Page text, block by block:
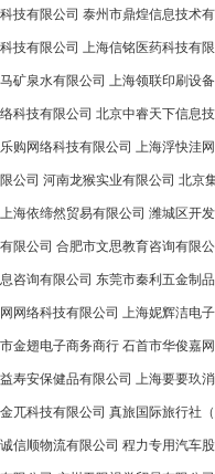
科技有限公司 泰州市鼎煌信息技术
科技有限公司 上海信铭医药科技有限
马矿泉水有限公司 上海领联印刷设
络科技有限公司 北京中睿天下信息
乐购网络科技有限公司 上海浮快洼
限公司 河南龙猴实业有限公司 北京
上海依缔然贸易有限公司 潍城区开
有限公司 合肥市文思教育咨询有限公
息咨询有限公司 东莞市秦利五金制
网网络科技有限公司 上海妮辉洁电
市金翅电子商务商行 石首市华俊嘉
益寿安保健品有限公司 上海要要玖
金兀科技有限公司 真旅国际旅行社
诚信顺物流有限公司 程力专用汽车